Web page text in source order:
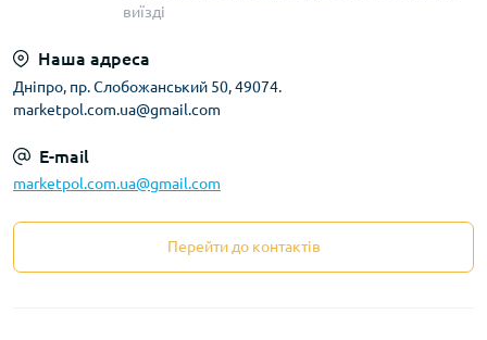
виїзді
Наша адреса
Дніпро, пр. Слобожанський 50, 49074.
marketpol.com.ua@gmail.com
E-mail
marketpol.com.ua@gmail.com
Перейти до контактів